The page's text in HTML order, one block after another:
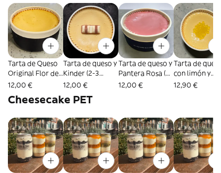
Tarta de Queso
Original Flor del
Pas (2-3
12,00 €
Tarta de queso y
Kinder (2-3
personas)
12,00 €
Tarta de queso y
Pantera Rosa (2-
3 personas)
12,00 €
Tarta de
con limón y
chocolate
12,90 €
Cheesecake PET